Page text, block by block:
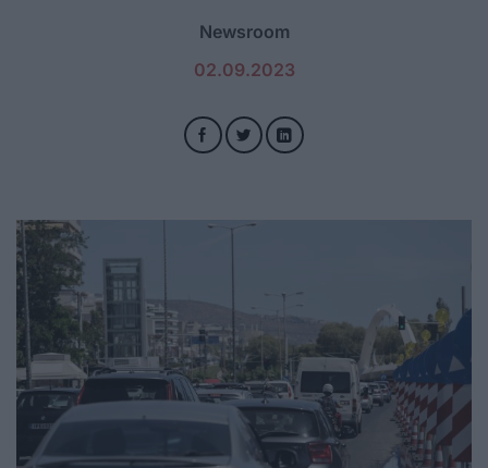
Newsroom
02.09.2023